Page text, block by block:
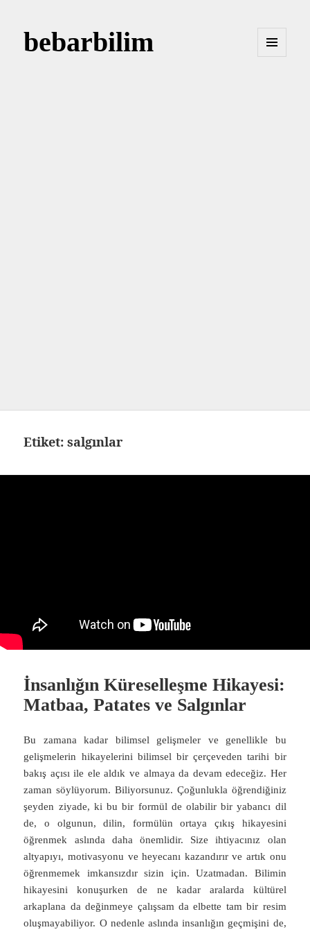
bebarbilim
Etiket:salgınlar
İnsanlığın Küreselleşme Hikayesi:
Matbaa, Patates ve Salgınlar
Bu zamana kadar bilimsel gelişmeler ve genellikle bu
gelişmelerin hikayelerini bilimsel bir çerçeveden tarihi bir
bakış açısı ile ele aldık ve almaya da devam edeceğiz. Her
zaman söylüyorum. Biliyorsunuz. Çoğunlukla öğrendiğiniz
şeyden ziyade, ki bu bir formül de olabilir bir yabancı dil
de, o olgunun, dilin, formülün ortaya çıkış hikayesini
öğrenmek aslında daha önemlidir. Size ihtiyacınız olan
altyapıyı, motivasyonu ve heyecanı kazandırır ve artık onu
öğrenmemek imkansızdır sizin için. Uzatmadan. Bilimin
hikayesini konuşurken de ne kadar aralarda kültürel
arkaplana da değinmeye çalışsam da elbette tam bir resim
oluşmayabiliyor. O nedenle aslında insanlığın geçmişini de,